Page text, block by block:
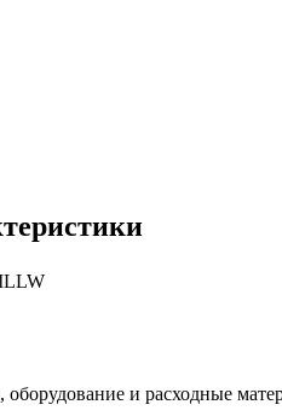
и расходные